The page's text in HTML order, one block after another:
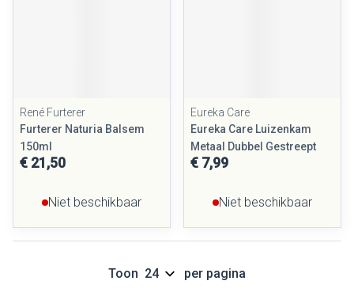
René Furterer
Furterer Naturia Balsem
150ml
€ 21,50
Niet beschikbaar
Eureka Care
Eureka Care Luizenkam
Metaal Dubbel Gestreept
€ 7,99
Niet beschikbaar
Toon per pagina